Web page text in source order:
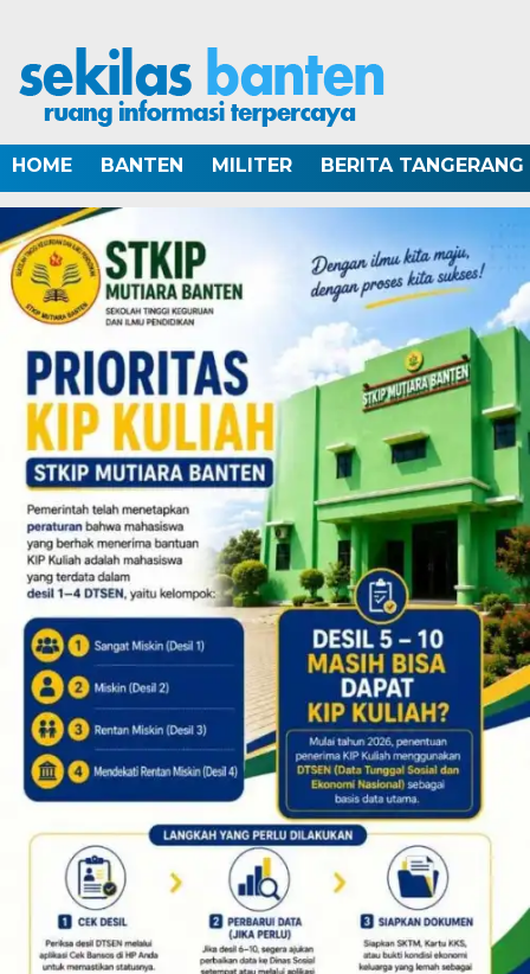
HOME BANTEN MILITER BERITA TANGERANG